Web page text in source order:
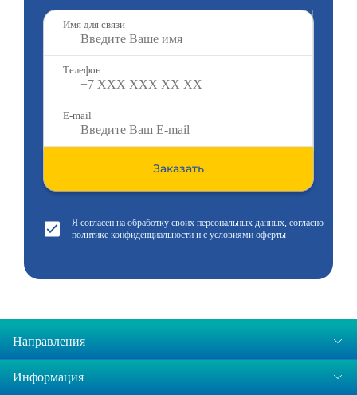
Имя для связи
Телефон
E-mail
Заказать
Я согласен на обработку своих персональных данных, согласно
политике конфиденциальности и с условиями оферты
Направления
Информация